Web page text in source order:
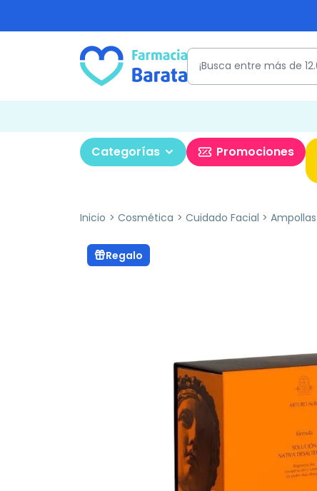
Categorías Promociones
Inicio Cosmética Cuidado Facial Ampollas
Regalo